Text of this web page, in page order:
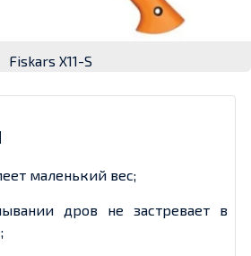
Fiskars X11-S
маленький вес;
дров не застревает в